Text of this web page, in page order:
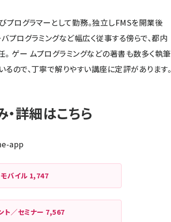
ログラマーとして勤務。独立しFMSを開業後
プログラミングなど幅広く従事する傍らで、都内
ゲー ムプログラミングなどの著書も数多く執筆
ので、丁寧で解りやすい講座に定評があります。
詳細はこちら
app
モバイル 1,747
ト／セミナー 7,567